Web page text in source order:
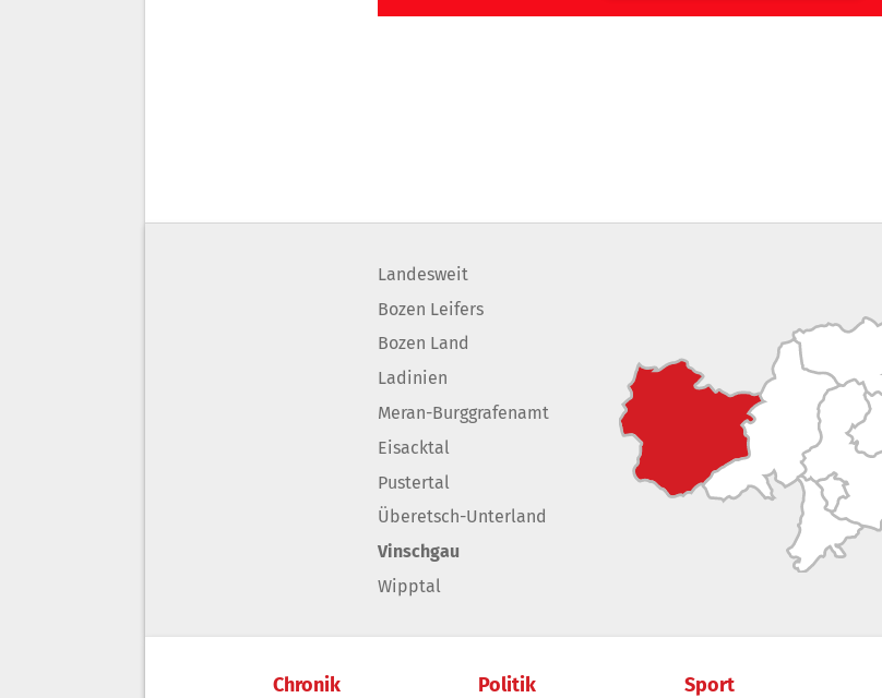
Landesweit
Bozen Leifers
Bozen Land
Ladinien
Meran-Burggrafenamt
Eisacktal
Pustertal
Überetsch-Unterland
Vinschgau
Wipptal
Chronik Politik Sport